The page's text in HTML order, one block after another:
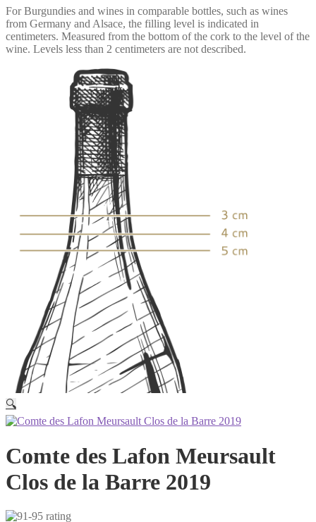
For Burgundies and wines in comparable bottles, such as wines
from Germany and Alsace, the filling level is indicated in
centimeters. Measured from the bottom of the cork to the level of the
wine. Levels less than 2 centimeters are not described.
🔍
Comte des Lafon Meursault
Clos de la Barre 2019